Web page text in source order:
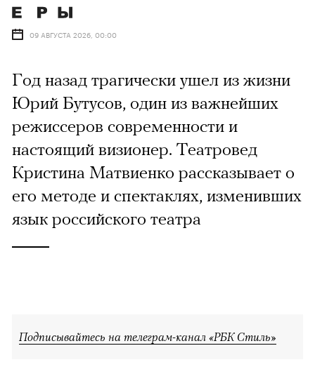
09 АВГУСТА 2026, 00:00
Год назад трагически ушел из жизни
Юрий Бутусов, один из важнейших
режиссеров современности и
настоящий визионер. Театровед
Кристина Матвиенко рассказывает о
его методе и спектаклях, изменивших
язык российского театра
Подписывайтесь на телеграм-канал «РБК Стиль»